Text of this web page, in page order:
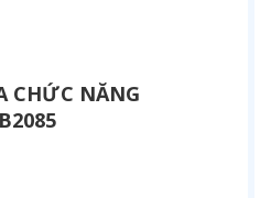
CHỨC NĂNG